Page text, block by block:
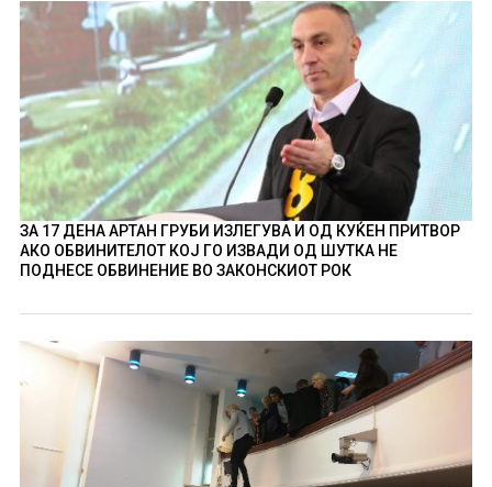
ЗА 17 ДЕНА АРТАН ГРУБИ ИЗЛЕГУВА И ОД КУЌЕН ПРИТВОР
АКО ОБВИНИТЕЛОТ КОЈ ГО ИЗВАДИ ОД ШУТКА НЕ
ПОДНЕСЕ ОБВИНЕНИЕ ВО ЗАКОНСКИОТ РОК